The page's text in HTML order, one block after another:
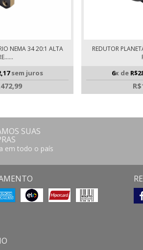
NEMA 34 20:1 ALTA
sem juros
REDUTOR
6x de
SUAS
em todo o país